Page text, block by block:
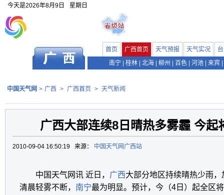
今天是2026年8月9日 星期日
首页 广西首页 天气预报 天气实况
南宁
桂林 北海 柳州 百色 河池 来宾
中国天气网 > 广西 > 广西首页 > 天气新闻
广西大部连续8日晴热多雾霾 今起
2010-09-04 16:50:19 来源： 中国天气网广西站
中国天气网讯 近日， 广西大部分地区持续晴热少雨
清晨轻雾不断， 南宁最为明显。预计，今（4日）起全区